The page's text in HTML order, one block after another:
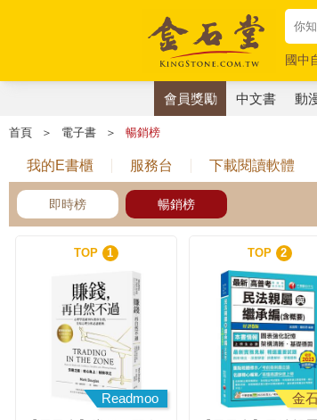
國中
唯紅
會員獎勵 中文書 動
首頁 ＞ 電子書 ＞ 暢銷榜
我的E書櫃 服務台 下載閱讀軟體
即時榜 暢銷榜
TOP 1
Readmoo
TOP 2
金